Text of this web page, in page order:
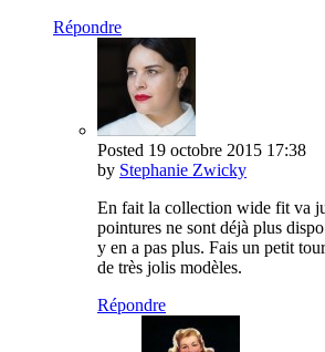
Répondre
Posted 19 octobre 2015 17:38
by Stephanie Zwicky
En fait la collection wide fit va
pointures ne sont déjà plus
y en a pas plus. Fais un petit
de très jolis modèles.
Répondre